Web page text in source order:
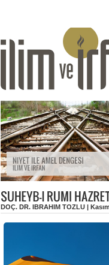
DOÇ. DR. IBRAHIM TOZLU |